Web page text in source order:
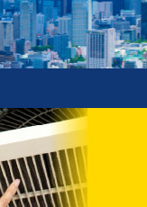
ーティングスプレ
アル!!